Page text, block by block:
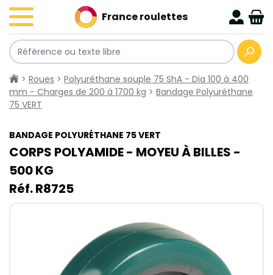
France roulettes
> Roues > Polyuréthane souple 75 ShA - Dia 100 à 400
mm - Charges de 200 à 1700 kg > Bandage Polyuréthane
75 VERT
BANDAGE POLYURÉTHANE 75 VERT
CORPS POLYAMIDE - MOYEU À BILLES -
500​ KG
Réf. R8725